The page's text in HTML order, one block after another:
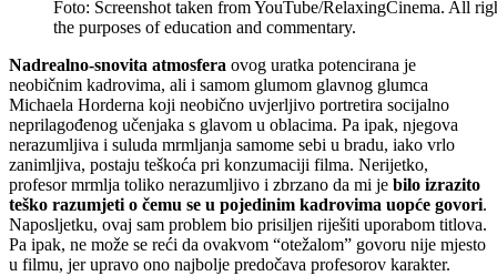
Foto: Screenshot taken from YouTube/RelaxingCinema. All
the purposes of education and commentary.
Nadrealno-snovita atmosfera ovog uratka potencirana je
neobičnim kadrovima, ali i samom glumom glavnog glumca
Michaela Horderna koji neobično uvjerljivo portretira socijalno
neprilagođenog učenjaka s glavom u oblacima. Pa ipak, njegova
nerazumljiva i suluda mrmljanja samome sebi u bradu, iako vrlo
zanimljiva, postaju teškoća pri konzumaciji filma. Nerijetko,
profesor mrmlja toliko nerazumljivo i zbrzano da mi je bilo izrazito
teško razumjeti o čemu se u pojedinim kadrovima uopće govori.
Naposljetku, ovaj sam problem bio prisiljen riješiti uporabom titlova.
Pa ipak, ne može se reći da ovakvom “otežalom” govoru nije mjesto
u filmu, jer upravo ono najbolje predočava profesorov karakter.